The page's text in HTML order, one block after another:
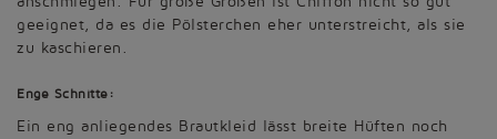
geeignet, da es die Pölsterchen eher unterstreicht, als sie
zu kaschieren.
Enge Schnitte:
Ein eng anliegendes Brautkleid lässt breite Hüften noch